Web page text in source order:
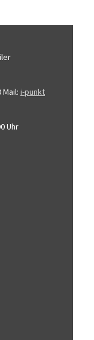
Mail: i-punkt
Uhr